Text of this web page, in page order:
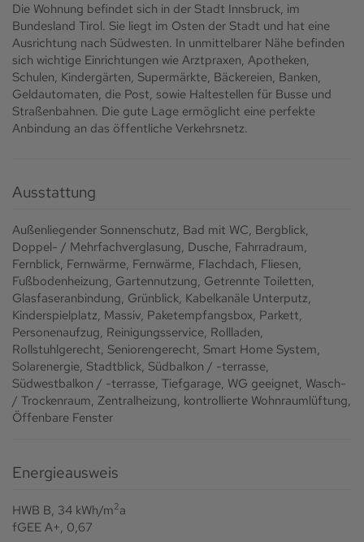
Die Wohnung befindet sich in der Stadt Innsbruck, im
Bundesland Tirol. Sie liegt im Osten der Stadt und hat eine
Ausrichtung nach Südwesten. In unmittelbarer Nähe befinden
sich wichtige Einrichtungen wie Arztpraxen, Apotheken,
Schulen, Kindergärten, Supermärkte, Bäckereien, Banken,
Geldautomaten, die Post, sowie Haltestellen für Busse und
Straßenbahnen. Die gute Lage ermöglicht eine perfekte
Anbindung an das öffentliche Verkehrsnetz.
Ausstattung
Außenliegender Sonnenschutz Bad mit WC Bergblick
Doppel- / Mehrfachverglasung Dusche Fahrradraum
Fernblick Fernwärme Fernwärme Flachdach Fliesen
Fußbodenheizung Gartennutzung Getrennte Toiletten
Glasfaseranbindung Grünblick Kabelkanäle Unterputz
Kinderspielplatz Massiv Paketempfangsbox Parkett
Personenaufzug Reinigungsservice Rollladen
Rollstuhlgerecht Seniorengerecht Smart Home System
Solarenergie Stadtblick Südbalkon / -terrasse
Südwestbalkon / -terrasse Tiefgarage WG geeignet Wasch-
/ Trockenraum Zentralheizung kontrollierte Wohnraumlüftung
Öffenbare Fenster
Energieausweis
HWB B, 34 kWh/m2a
fGEE A+, 0,67